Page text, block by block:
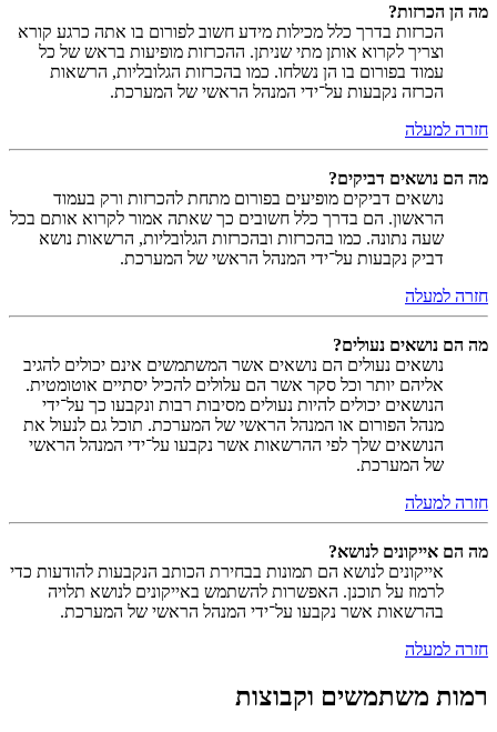
מה הן הכרזות?
הכרזות בדרך כלל מכילות מידע חשוב לפורום בו אתה כרגע קורא
וצריך לקרוא אותן מתי שניתן. ההכרזות מופיעות בראש של כל
עמוד בפורום בו הן נשלחו. כמו בהכרזות הגלובליות, הרשאות
הכרזה נקבעות על־ידי המנהל הראשי של המערכת.
חזרה למעלה
מה הם נושאים דביקים?
נושאים דביקים מופיעים בפורום מתחת להכרזות ורק בעמוד
הראשון. הם בדרך כלל חשובים כך שאתה אמור לקרוא אותם בכל
שעה נתונה. כמו בהכרזות ובהכרזות הגלובליות, הרשאות נושא
דביק נקבעות על־ידי המנהל הראשי של המערכת.
חזרה למעלה
מה הם נושאים נעולים?
נושאים נעולים הם נושאים אשר המשתמשים אינם יכולים להגיב
אליהם יותר וכל סקר אשר הם עלולים להכיל יסתיים אוטומטית.
הנושאים יכולים להיות נעולים מסיבות רבות ונקבעו כך על־ידי
מנהל הפורום או המנהל הראשי של המערכת. תוכל גם לנעול את
הנושאים שלך לפי ההרשאות אשר נקבעו על־ידי המנהל הראשי
של המערכת.
חזרה למעלה
מה הם אייקונים לנושא?
אייקונים לנושא הם תמונות בבחירת הכותב הנקבעות להודעות כדי
לרמוז על תוכנן. האפשרות להשתמש באייקונים לנושא תלויה
בהרשאות אשר נקבעו על־ידי המנהל הראשי של המערכת.
חזרה למעלה
רמות משתמשים וקבוצות